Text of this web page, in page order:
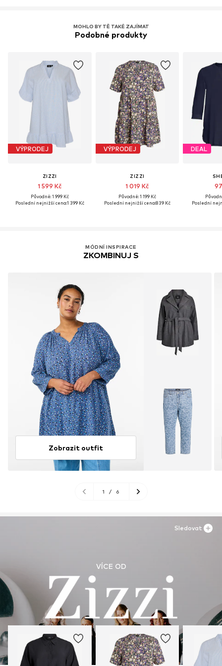
MOHLO BY TĚ TAKÉ ZAJÍMAT
Podobné produkty
VÝPRODEJ
ZIZZI
1 599 Kč
Původně: 1 999 Kč
Poslední nejnižší cena:1 399 Kč
VÝPRODEJ
ZIZZI
1 019 Kč
Původně: 1 199 Kč
Poslední nejnižší cena:839 Kč
DEAL
Poslední
MÓDNÍ INSPIRACE
ZKOMBINUJ S
Zobrazit outfit
1 / 6
VÍCE OD
Sledovat